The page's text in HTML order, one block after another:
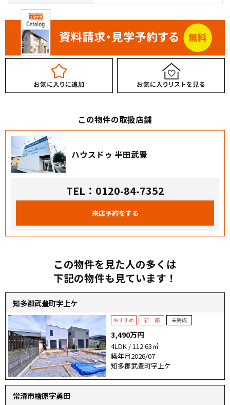
この物件の取扱店舗
ハウスドゥ 半田武豊
TEL：0120-84-7352
来店予約をする
この物件を見た人の多くは
下記の物件も見ています！
知多郡武豊町字上ケ
3,490万円
4LDK / 112.63㎡
築年月2026/07
知多郡武豊町字上ケ
常滑市檜原字勇田